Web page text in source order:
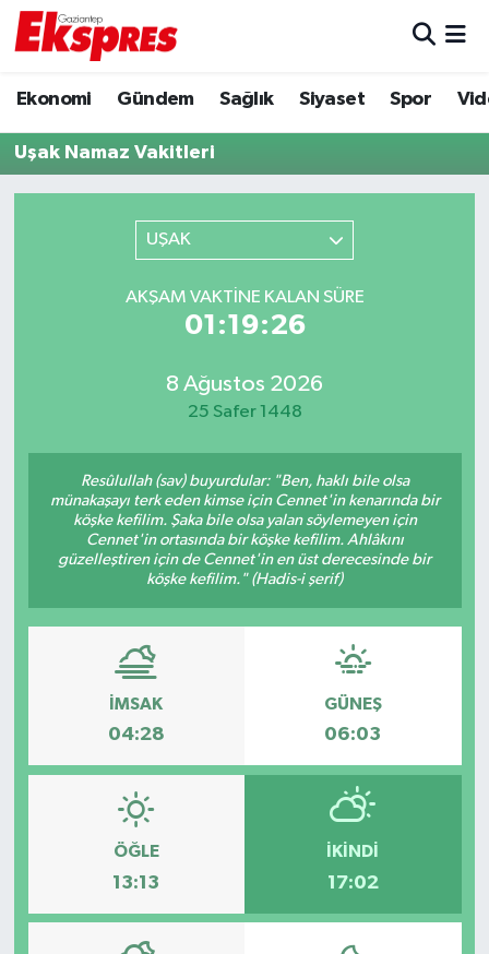
Ekonomi Gündem Sağlık Siyaset Spor
Uşak Namaz Vakitleri
UŞAK
AKŞAM VAKTINE KALAN SÜRE
01:19:26
8 Ağustos 2026
25 Safer 1448
Resûlullah (sav) buyurdular: "Ben, haklı bile olsa
münakaşayı terk eden kimse için Cennet'in kenarında bir
köşke kefilim. Şaka bile olsa yalan söylemeyen için
Cennet'in ortasında bir köşke kefilim. Ahlâkını
güzelleştiren için de Cennet'in en üst derecesinde bir
köşke kefilim." (Hadis-i şerif)
İMSAK
04:28
GÜNEŞ
06:03
ÖĞLE
13:13
İKINDI
17:02
Ekonomi
Gaziantep son dakika
Gündem
Magazin
Müzik
Sağlık
Siyaset
Teknoloji
Trafik Durumu
Puan Durumu ve Fikstür
Tüm Manşetler
Son Dakika Haberleri